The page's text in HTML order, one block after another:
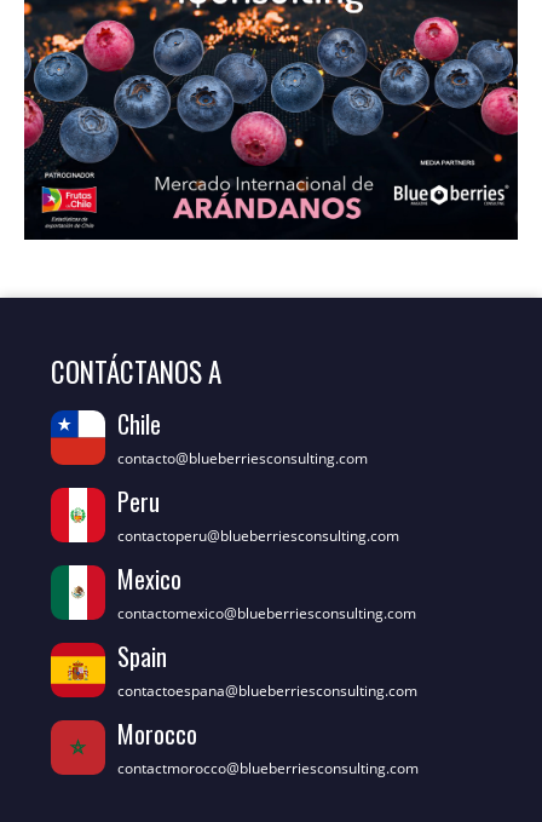
CONTÁCTANOS A
Chile
contacto@blueberriesconsulting.com
Peru
contactoperu@blueberriesconsulting.com
Mexico
contactomexico@blueberriesconsulting.com
Spain
contactoespana@blueberriesconsulting.com
Morocco
contactmorocco@blueberriesconsulting.com